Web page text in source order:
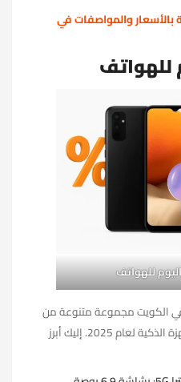
والمواصفات في
للهواتف
للهواتف
الكويت مجموعة متنوعة من
التخفيضات المميزة على أحدث الأجهزة الذكية لعام 2025. إليك أبرز